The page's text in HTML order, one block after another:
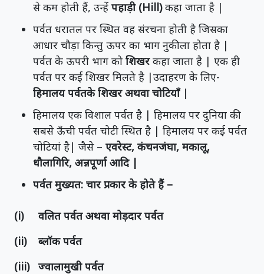
से कम होती हैं, उन्हें पहाड़ी (Hill)कहा जाता है |
पर्वत धरातल पर स्थित वह संरचना होती है जिसका
आधार चौड़ा किन्तु ऊपर का भाग नुकीला होता है |
पर्वत के ऊपरी भाग को शिखरकहा जाता है | एक ही
पर्वत पर कई शिखर मिलते है |उदाहरण के लिए-
हिमालय पर्वतके शिखर अथवा चोटियाँ|
हिमालय एक विशाल पर्वत है | हिमालय पर दुनिया की
सबसे ऊँची पर्वत चोटी स्थित है | हिमालय पर कई पर्वत
चोटियां है| जैसे – एवरेस्ट, कंचनजंघा, मकालू,
धौलागिरि, अन्नपूर्णा आदि |
पर्वत मुख्यत: चार प्रकार के होते हैं –
(i) वलित पर्वत अथवा मोड़दार पर्वत
(ii) ब्लॉक पर्वत
(iii) ज्वालामुखी पर्वत